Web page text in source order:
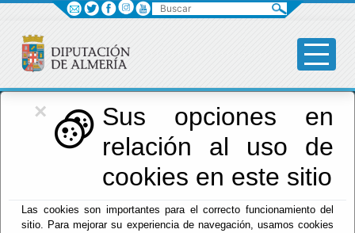
×
Sus opciones en
relación al uso de
cookies en este sitio
Las cookies son importantes para el correcto funcionamiento del
sitio. Para mejorar su experiencia de navegación, usamos cookies
Diputación
Menú Diputación
EMPLEO PÚBLICO
Buscar